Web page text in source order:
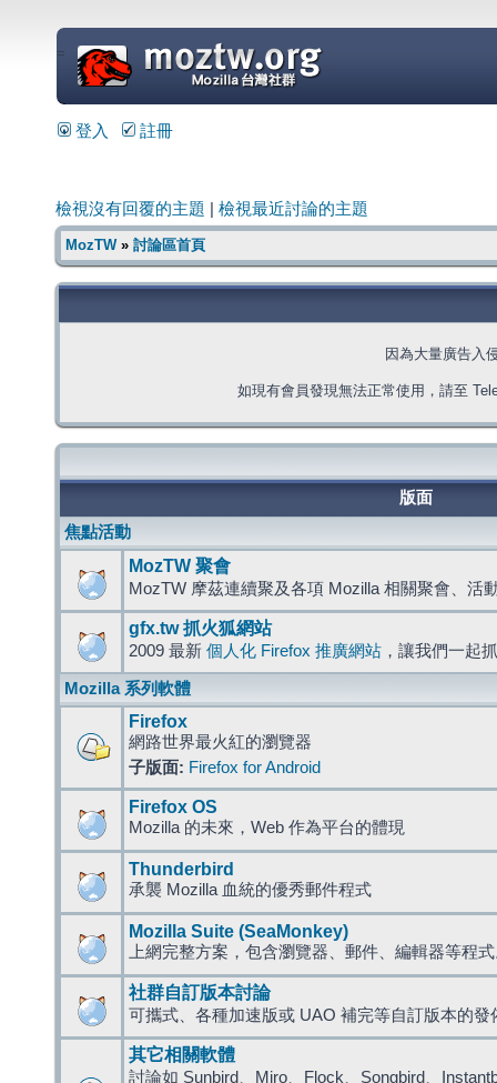
=
登入 註冊
檢視沒有回覆的主題 檢視最近討論的主題
MozTW» 討論區首頁
因為大量廣告入
如現有會員發現無法正常使用，請至
版面
焦點活動
MozTW 聚會
MozTW 摩茲連續聚及各項 Mozilla 相關聚會、活
gfx.tw 抓火狐網站
2009 最新 個人化 Firefox 推廣網站 ，讓我們一起
Mozilla 系列軟體
Firefox
網路世界最火紅的瀏覽器
子版面: Firefox for Android
Firefox OS
Mozilla 的未來，Web 作為平台的體現
Thunderbird
承襲 Mozilla 血統的優秀郵件程式
Mozilla Suite (SeaMonkey)
上網完整方案，包含瀏覽器、郵件、編輯器等程
社群自訂版本討論
可攜式、各種加速版或 UAO 補完等自訂版本的發
其它相關軟體
討論如 Sunbird、Miro、Flock、Songbird、